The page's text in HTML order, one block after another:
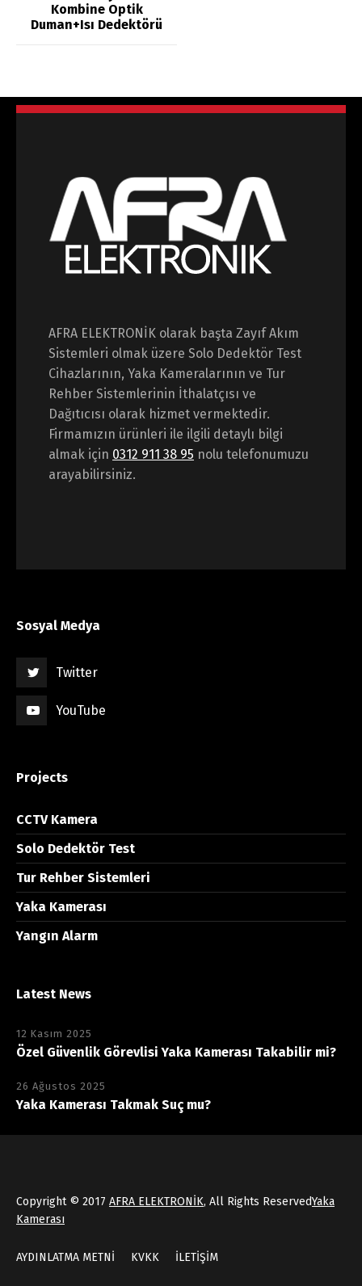
Kombine Optik
Duman+Isı Dedektörü
AFRA ELEKTRONİK olarak başta Zayıf Akım
Sistemleri olmak üzere Solo Dedektör Test
Cihazlarının, Yaka Kameralarının ve Tur
Rehber Sistemlerinin İthalatçısı ve
Dağıtıcısı olarak hizmet vermektedir.
Firmamızın ürünleri ile ilgili detaylı bilgi
almak için 0312 911 38 95 nolu telefonumuzu
arayabilirsiniz.
Sosyal Medya
Twitter
YouTube
Projects
CCTV Kamera
Solo Dedektör Test
Tur Rehber Sistemleri
Yaka Kamerası
Yangın Alarm
Latest News
12 Kasım 2025
Özel Güvenlik Görevlisi Yaka Kamerası Takabilir mi?
26 Ağustos 2025
Yaka Kamerası Takmak Suç mu?
Copyright © 2017 AFRA ELEKTRONİK, All Rights ReservedYaka
Kamerası
AYDINLATMA METNİ KVKK İLETİŞİM